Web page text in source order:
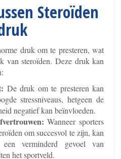
Steroïden
druk om te presteren, wat
van steroïden. Deze druk kan
De druk om te presteren kan
stressniveaus, hetgeen de
negatief kan beïnvloeden.
Wanneer sporters
om succesvol te zijn, kan
verminderd gevoel van
het sportveld.